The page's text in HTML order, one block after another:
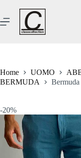
contenuto
Home UOMO
BERMUDA
-20%